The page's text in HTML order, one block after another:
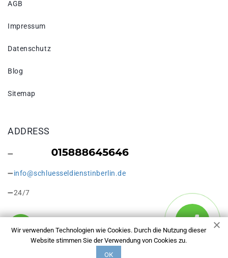
Wir verwenden Technologien wie Cookies. Durch die Nutzung dieser
Website stimmen Sie der Verwendung von Cookies zu.
ОК
AGB
Impressum
Datenschutz
Blog
Sitemap
ADDRESS
info@schluesseldienstinberlin.de
24/7
Copyright © 2026 Schlüsseldienst in Berlin Müggelheim. Alle